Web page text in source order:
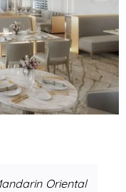
Oriental